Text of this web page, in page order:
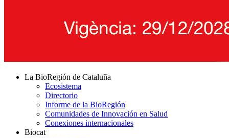
La BioRegión de Cataluña
Ecosistema
Directorio
Informe de la BioRegión
Comunidades de Innovación en Salud
Conexiones internacionales
Biocat